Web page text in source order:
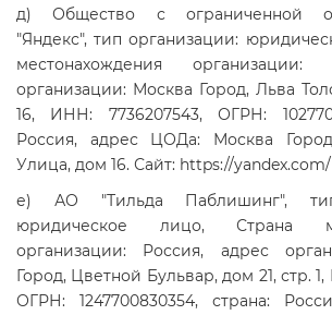
д) Общество с ограниченной
"Яндекс", тип организации:
местонахождения
организации: Москва Город, Льва
16, ИНН: 7736207543, ОГРН:
Россия, адрес ЦОДа: Москва
Улица, дом 16. Сайт: https://yandex.com/
е) АО "Тильда Паблишинг", тип
юридическое лицо, Страна
организации: Россия, адрес
Город, Цветной Бульвар, дом 21, стр.
ОГРН: 1247700830354, страна: